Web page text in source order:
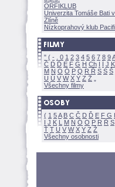
ORFIKLUB
Univerzita Tomáše Bati
Zlíně
Nízkoprahový klub
" ( - 0 1 2 3 4 5 6 7 8 9A
Č D Ď E F G H Ch I Í J K
M N O Ó P Q R Ř S Ś
U Ú V W X Y Z
Všechny filmy
( 1 5A B C Č D Ď E F G
I J K L M N Ó O P R Ř S
Ť T U V W X Y Z
Všechny osobnosti